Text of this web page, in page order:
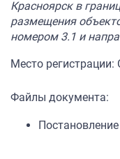
Красноярск в
размещения
номером 3.1 и
Место
Файлы документа: